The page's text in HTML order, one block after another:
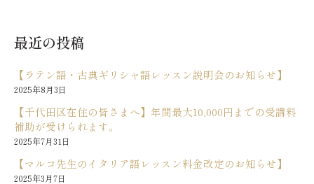
最近の投稿
【ラテン語・古典ギリシャ語レッスン説明会のお知らせ】
2025年8月3日
【千代田区在住の皆さまへ】年間最大10,000円までの受講料
補助が受けられます。
2025年7月31日
【マルコ先生のイタリア語レッスン料金改定のお知らせ】
2025年3月7日